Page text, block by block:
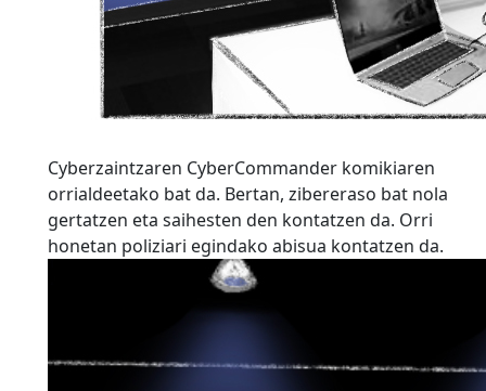
Cyberzaintzaren CyberCommander komikiaren
orrialdeetako bat da. Bertan, zibereraso bat nola
gertatzen eta saihesten den kontatzen da. Orri
honetan poliziari egindako abisua kontatzen da.